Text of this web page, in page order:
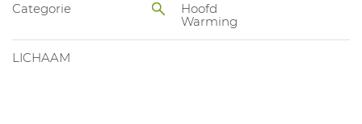
Categorie
Hoofd
Warming
LICHAAM